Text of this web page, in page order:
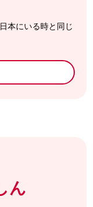
本にいる時と同じ
ん